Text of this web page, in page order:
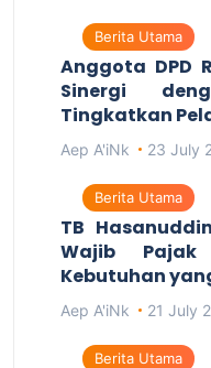
Berita Utama
Anggota DPD
Sinergi
Tingkatkan
Aep A'iNk 23 July
Berita Utama
TB
Wajib Pajak
Kebutuhan
Aep A'iNk 21 July
Berita Utama